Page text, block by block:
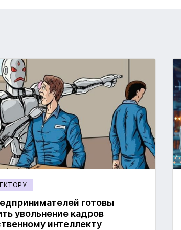
готовы
увольнение кадров
интеллекту